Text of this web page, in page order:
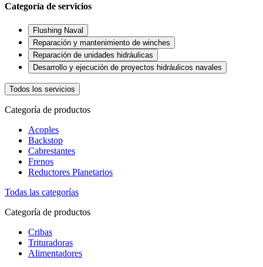
Categoría de servicios
Flushing Naval
Reparación y mantenimiento de winches
Reparación de unidades hidráulicas
Desarrollo y ejecución de proyectos hidráulicos navales
Todos los servicios
Categoría de productos
Acoples
Backstop
Cabrestantes
Frenos
Reductores Planetarios
Todas las categorías
Categoría de productos
Cribas
Trituradoras
Alimentadores